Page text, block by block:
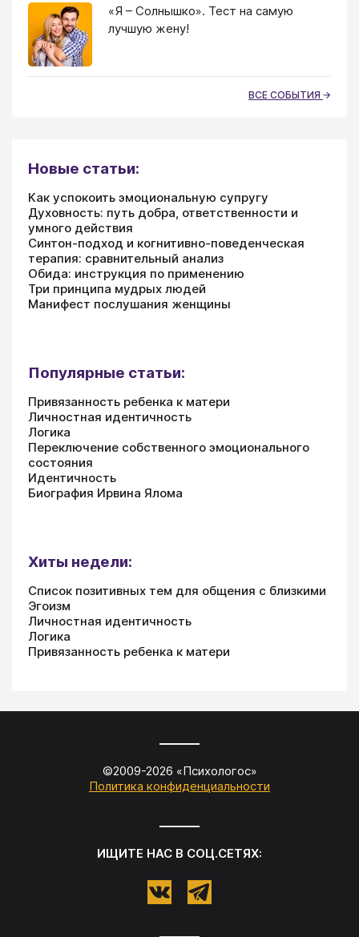
«Я – Солнышко». Тест на самую
лучшую жену!
ВСЕ СОБЫТИЯ
Новые статьи:
Как успокоить эмоциональную супругу
Духовность: путь добра, ответственности и
умного действия
Синтон-подход и когнитивно-поведенческая
терапия: сравнительный анализ
Обида: инструкция по применению
Три принципа мудрых людей
Манифест послушания женщины
Популярные статьи:
Привязанность ребенка к матери
Личностная идентичность
Логика
Переключение собственного эмоционального
состояния
Идентичность
Биография Ирвина Ялома
Хиты недели:
Список позитивных тем для общения с близкими
Эгоизм
Личностная идентичность
Логика
Привязанность ребенка к матери
©2009-2026 «Психологос»
Политика конфиденциальности
ИЩИТЕ НАС В СОЦ.СЕТЯХ: